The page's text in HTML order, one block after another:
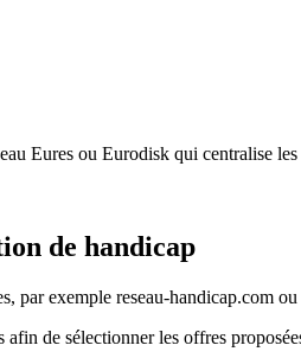
Eures ou Eurodisk qui centralise
de handicap
par exemple reseau-handicap.com
de sélectionner les offres